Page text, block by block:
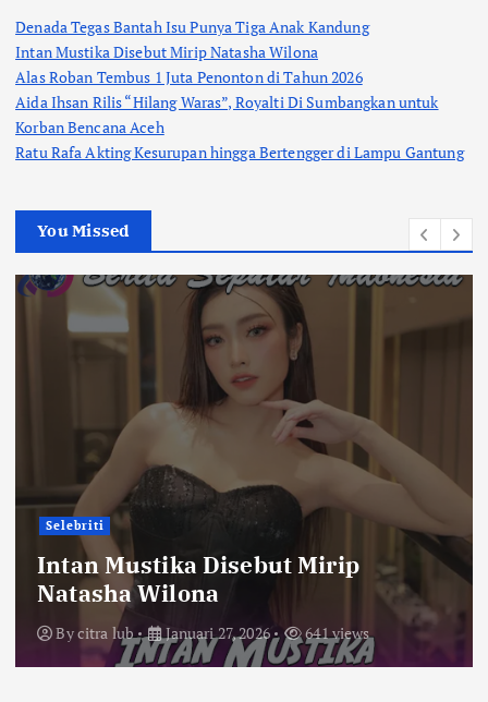
Denada Tegas Bantah Isu Punya Tiga Anak Kandung
Intan Mustika Disebut Mirip Natasha Wilona
Alas Roban Tembus 1 Juta Penonton di Tahun 2026
Aida Ihsan Rilis “Hilang Waras”, Royalti Di Sumbangkan untuk
Korban Bencana Aceh
Ratu Rafa Akting Kesurupan hingga Bertengger di Lampu Gantung
You Missed
Selebriti
Intan Mustika Disebut Mirip
Natasha Wilona
Bycitra lub Januari 27, 2026 641 views